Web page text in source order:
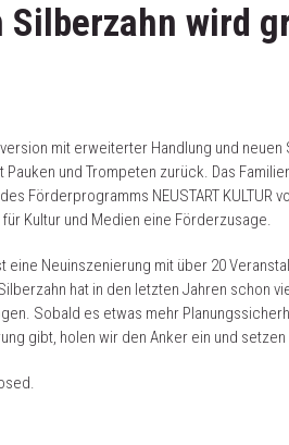
Silberzahn wird
mit erweiterter Handlung und neuen
Pauken und Trompeten zurück. Das
Förderprogramms NEUSTART KULTUR
Kultur und Medien eine Förderzusage.
eine Neuinszenierung mit über 20
hat in den letzten Jahren schon
Sobald es etwas mehr
gibt, holen wir den Anker ein und